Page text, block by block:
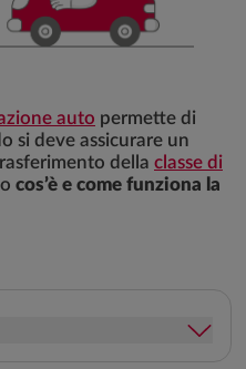
auto permette di
si deve assicurare un
della classe di
cos’è e come funziona la